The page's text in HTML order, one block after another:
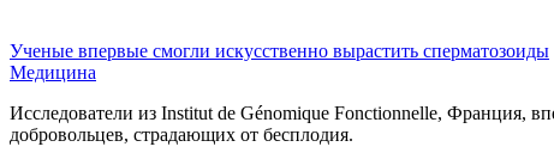
Ученые впервые смогли искусственно вырастить сперматозоиды
Медицина
Исследователи из Institut de Génomique Fonctionnellе, Франция,
добровольцев, страдающих от бесплодия.